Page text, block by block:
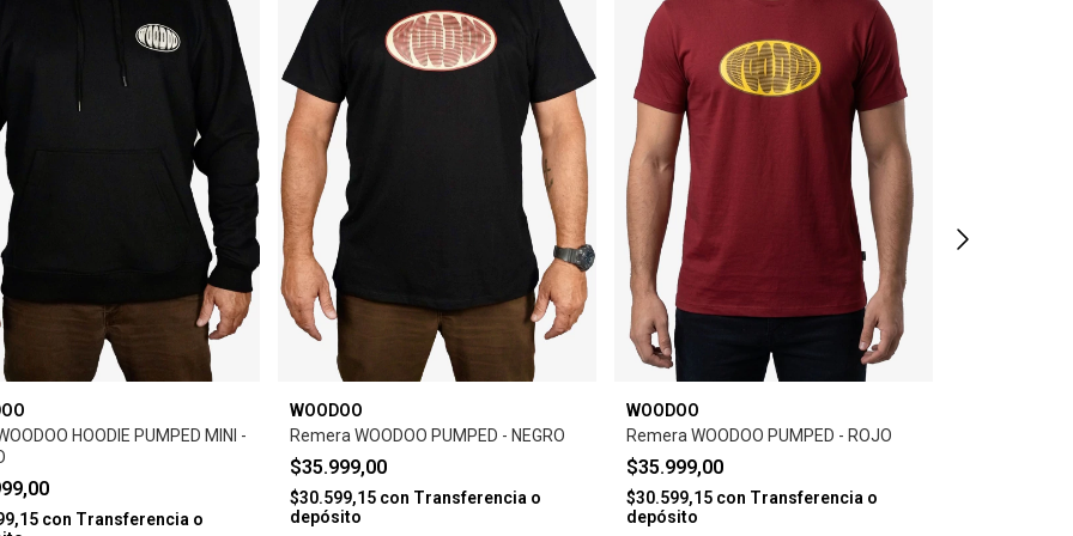
HOODIE PUMPED MINI -
con Transferencia o
WOODOO
Remera WOODOO PUMPED - NEGRO
$35.999,00
$30.599,15 con Transferencia o
depósito
WOODOO
Remera WOODOO PUMPED - ROJO
$35.999,00
$30.599,15 con Transferencia o
depósito